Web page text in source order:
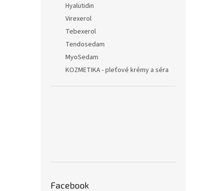
Hyalutidin
Virexerol
Tebexerol
Tendosedam
MyoSedam
KOZMETIKA - pleťové krémy a séra
Facebook